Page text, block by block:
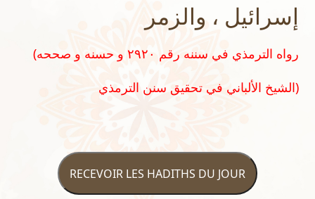
إسرائيل ، والزمر
(رواه الترمذي في سننه رقم ٢٩٢٠ و حسنه و صححه
الشيخ الألباني في تحقيق سنن الترمذي)
RECEVOIR LES HADITHS DU JOUR